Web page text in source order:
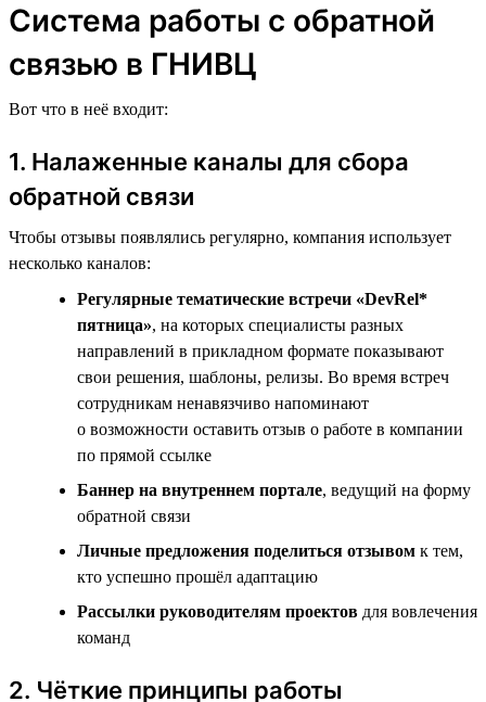
Система работы с обратной
связью в ГНИВЦ
Вот что в неё входит:
1. Налаженные каналы для сбора
обратной связи
Чтобы отзывы появлялись регулярно, компания использует
несколько каналов:
Регулярные тематические встречи «DevRel*
пятница», на которых специалисты разных
направлений в прикладном формате показывают
свои решения, шаблоны, релизы. Во время встреч
сотрудникам ненавязчиво напоминают
о возможности оставить отзыв о работе в компании
по прямой ссылке
Баннер на внутреннем портале, ведущий на форму
обратной связи
Личные предложения поделиться отзывом к тем,
кто успешно прошёл адаптацию
Рассылки руководителям проектов для вовлечения
команд
2. Чёткие принципы работы